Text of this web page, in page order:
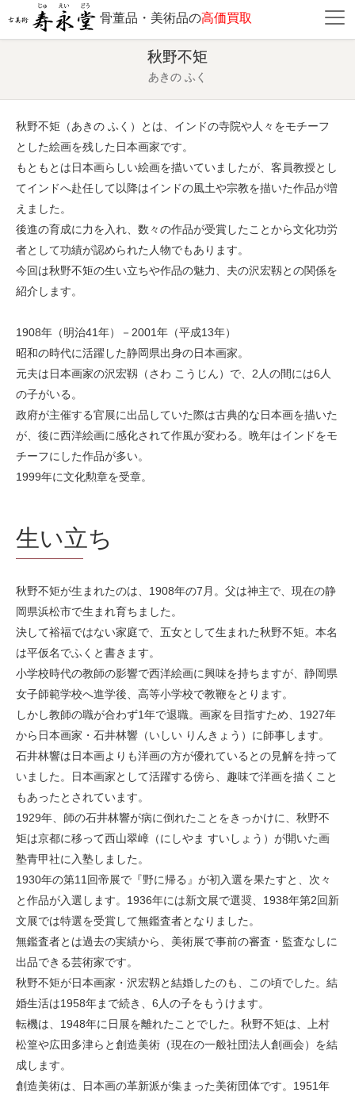
骨董品・美術品の高価買取
秋野不矩
あきの ふく
秋野不矩（あきの ふく）とは、インドの寺院や人々をモチーフ
とした絵画を残した日本画家です。
もともとは日本画らしい絵画を描いていましたが、客員教授とし
てインドへ赴任して以降はインドの風土や宗教を描いた作品が増
えました。
後進の育成に力を入れ、数々の作品が受賞したことから文化功労
者として功績が認められた人物でもあります。
今回は秋野不矩の生い立ちや作品の魅力、夫の沢宏靱との関係を
紹介します。
1908年（明治41年）－2001年（平成13年）
昭和の時代に活躍した静岡県出身の日本画家。
元夫は日本画家の沢宏靱（さわ こうじん）で、2人の間には6人
の子がいる。
政府が主催する官展に出品していた際は古典的な日本画を描いた
が、後に西洋絵画に感化されて作風が変わる。晩年はインドをモ
チーフにした作品が多い。
1999年に文化勲章を受章。
生い立ち
秋野不矩が生まれたのは、1908年の7月。父は神主で、現在の静
岡県浜松市で生まれ育ちました。
決して裕福ではない家庭で、五女として生まれた秋野不矩。本名
は平仮名でふくと書きます。
小学校時代の教師の影響で西洋絵画に興味を持ちますが、静岡県
女子師範学校へ進学後、高等小学校で教鞭をとります。
しかし教師の職が合わず1年で退職。画家を目指すため、1927年
から日本画家・石井林響（いしい りんきょう）に師事します。
石井林響は日本画よりも洋画の方が優れているとの見解を持って
いました。日本画家として活躍する傍ら、趣味で洋画を描くこと
もあったとされています。
1929年、師の石井林響が病に倒れたことをきっかけに、秋野不
矩は京都に移って西山翠嶂（にしやま すいしょう）が開いた画
塾青甲社に入塾しました。
1930年の第11回帝展で『野に帰る』が初入選を果たすと、次々
と作品が入選します。1936年には新文展で選奨、1938年第2回新
文展では特選を受賞して無鑑査者となりました。
無鑑査者とは過去の実績から、美術展で事前の審査・監査なしに
出品できる芸術家です。
秋野不矩が日本画家・沢宏靱と結婚したのも、この頃でした。結
婚生活は1958年まで続き、6人の子をもうけます。
転機は、1948年に日展を離れたことでした。秋野不矩は、上村
松篁や広田多津らと創造美術（現在の一般社団法人創画会）を結
成します。
創造美術は、日本画の革新派が集まった美術団体です。1951年